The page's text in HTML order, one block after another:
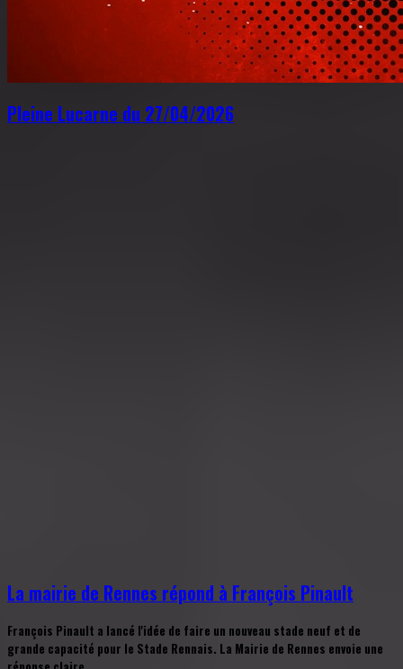
Pleine Lucarne du 27/04/2026
La mairie de Rennes répond à François Pinault
François Pinault a lancé l'idée de faire un nouveau stade neuf et de
grande capacité pour le Stade Rennais. La Mairie de Rennes envoie une